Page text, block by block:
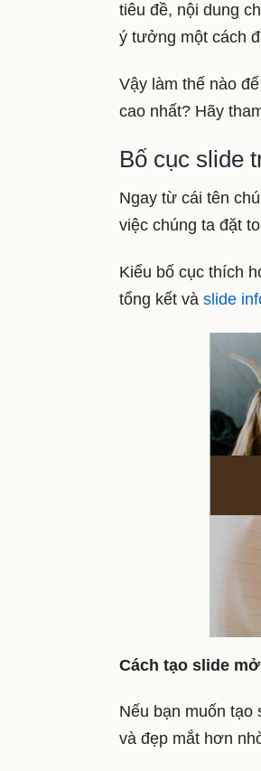
tiêu đề, nội dung
ý tưởng một cách
Vậy làm thế nào
cao nhất? Hãy
Bố cục slide
Ngay từ cái tên
việc chúng ta đặt
Kiểu bố cục thích
tổng kết và slide
Cách tạo slide
Nếu bạn muốn tạo
và đẹp mắt hơn